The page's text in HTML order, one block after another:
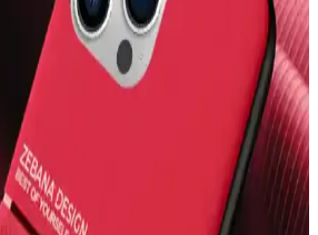
Plus için tasarladığı nano şeffaf ekran
ve kullanım kolaylığı sunar.
ve özen gerektirir, kullanıcı geri
gereken noktaları vurgular.
İçin KVK PRİVACY ve OSG
tasarlanmış KVK PRİVACY ve OSG
özellikleri ve kullanıcı
yardımcı oluyor.